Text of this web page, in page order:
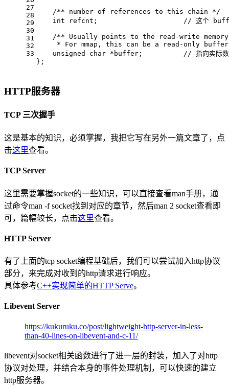
27
28
29
30
31
32
33
/** number of references to this chain */
int refcnt; // 这个
/** Usually points to the read-write
* For mmap, this can be a read-only
unsigned
char *buffer;
// 指向实际
};
HTTP服务器
TCP 三次握手
这是基本的知识，必须掌握，我把它写在另外一篇文章了，点
击这里查看。
TCP Server
这里需要掌握socket的一些知识，可以直接查看man手册，通
过命令man -f socket找到对应的章节，然后man 2 socket查看即
可，篇幅较长，点击这里查看。
HTTP Server
有了上面的tcp socket编程基础后，我们可以尝试加入http协议
部分，来完成对收到的http请求进行响应。
具体参考C++实现简单的HTTP Serve。
Libevent Server
https://kukuruku.co/post/lightweight-http-server-in-less-
than-40-lines-on-libevent-and-c-11/
libevent对socket相关函数进行了进一层的封装，加入了对http
协议对处理，并结合本身的事件处理机制，可以快速的建立
http服务器。